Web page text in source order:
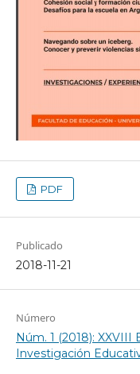
PDF
Publicado
2018-11-21
Número
Núm. 1 (2018):
Investigación